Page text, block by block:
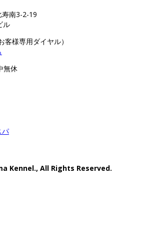
南3-2-19
ル
様専用ダイヤル）
無休
パ
Kennel., All Rights Reserved.